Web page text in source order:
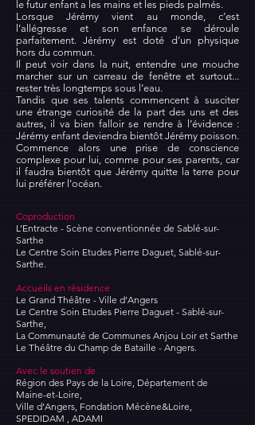
Coproduction
L’Entracte - Scène conventionnée de Sablé-sur-
Sarthe
Le Centre Soin Etudes Pierre Daguet, Sablé-sur-
Sarthe.
Accueils en résidence
Le Grand Théâtre - Ville d’Angers
Le Centre Soin Etudes Pierre Daguet - Sablé-sur-
Sarthe,
La Communauté de Communes Anjou Loir et Sarthe
Le Théâtre du Champ de Bataille - Angers.
Avec le soutien de
Région des Pays de la Loire, Département de
Maine-et-Loire,
Ville d’Angers, Fondation Mécène&Loire,
SPEDIDAM , ADAMI
le futur enfant a les mains et les pieds palmés.
Lorsque Jérémy vient au monde, c’est
l’allégresse et son enfance se déroule
parfaitement. Jérémy est doté d’un physique
hors du commun.
Il peut voir dans la nuit, entendre une mouche
marcher sur un carreau de fenêtre et surtout...
rester très longtemps sous l’eau.
Tandis que ses talents commencent à susciter
une étrange curiosité de la part des uns et des
autres, il va bien falloir se rendre à l’évidence :
Jérémy enfant deviendra bientôt Jérémy poisson.
Commence alors une prise de conscience
complexe pour lui, comme pour ses parents, car
il faudra bientôt que Jérémy quitte la terre pour
lui préférer l’océan.